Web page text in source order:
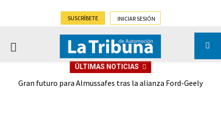
SUSCRÍBETE INICIAR SESIÓN
PRIMARY
ÚLTIMAS NOTICIAS
Salir con 'la fresca'